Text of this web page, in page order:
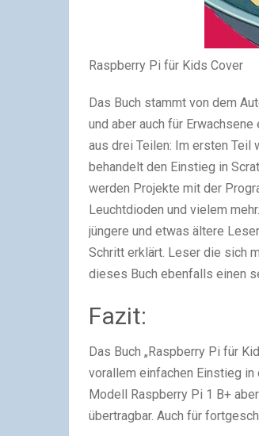
Raspberry Pi für Kids Cover
Das Buch stammt von dem
und aber auch für
aus drei Teilen: Im ersten Teil
behandelt den Einstieg in
werden Projekte mit der
Leuchtdioden und vielem
jüngere und etwas ältere
Schritt erklärt. Leser die sich
dieses Buch ebenfalls einen
Fazit:
Das Buch „Raspberry Pi für
vorallem einfachen Einstieg
Modell Raspberry Pi 1 B+
übertragbar. Auch für